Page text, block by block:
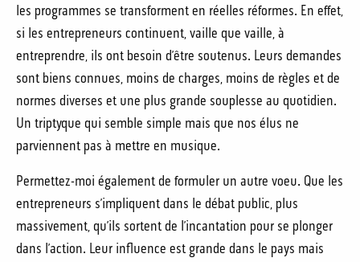
les programmes se transforment en réelles réformes. En effet,
si les entrepreneurs continuent, vaille que vaille, à
entreprendre, ils ont besoin d’être soutenus. Leurs demandes
sont biens connues, moins de charges, moins de règles et de
normes diverses et une plus grande souplesse au quotidien.
Un triptyque qui semble simple mais que nos élus ne
parviennent pas à mettre en musique.
Permettez-moi également de formuler un autre voeu. Que les
entrepreneurs s’impliquent dans le débat public, plus
massivement, qu’ils sortent de l’incantation pour se plonger
dans l’action. Leur influence est grande dans le pays mais